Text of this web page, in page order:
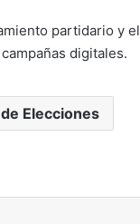
partidario y el
digitales.
Elecciones